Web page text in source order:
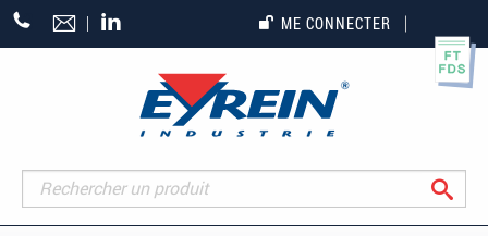
+33
(0)5
ME CONNECTER